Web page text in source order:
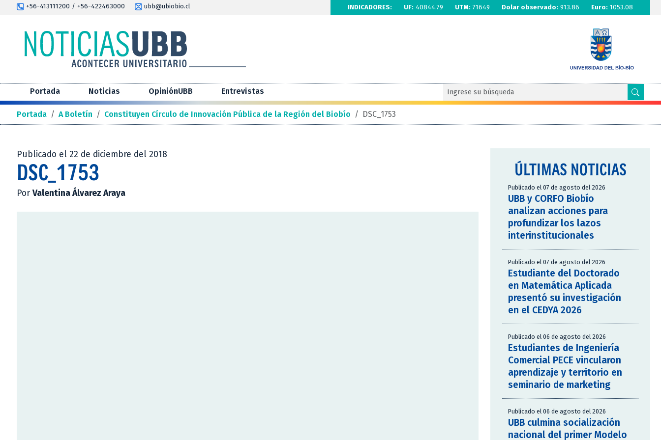
+56-413111200 / +56-422463000 ubb@ubiobio.cl INDICADORES: UF: 40844.79 UTM: 71649 Dolar observado: 913.86 Euro: 1053.08
Portada Noticias OpiniónUBB Entrevistas
Portada / A Boletín / Constituyen Círculo de Innovación Pública de la Región del Biobío / DSC_1753
Publicado el 22 de diciembre del 2018
DSC_1753
PorValentina Álvarez Araya
ÚLTIMAS NOTICIAS
Publicado el 07 de agosto del 2026
UBB y CORFO Biobío
analizan acciones para
profundizar los lazos
interinstitucionales
Publicado el 07 de agosto del 2026
Estudiante del Doctorado
en Matemática Aplicada
presentó su investigación
en el CEDYA 2026
Publicado el 06 de agosto del 2026
Estudiantes de Ingeniería
Comercial PECE vincularon
aprendizaje y territorio en
seminario de marketing
Publicado el 06 de agosto del 2026
UBB culmina socialización
nacional del primer Modelo